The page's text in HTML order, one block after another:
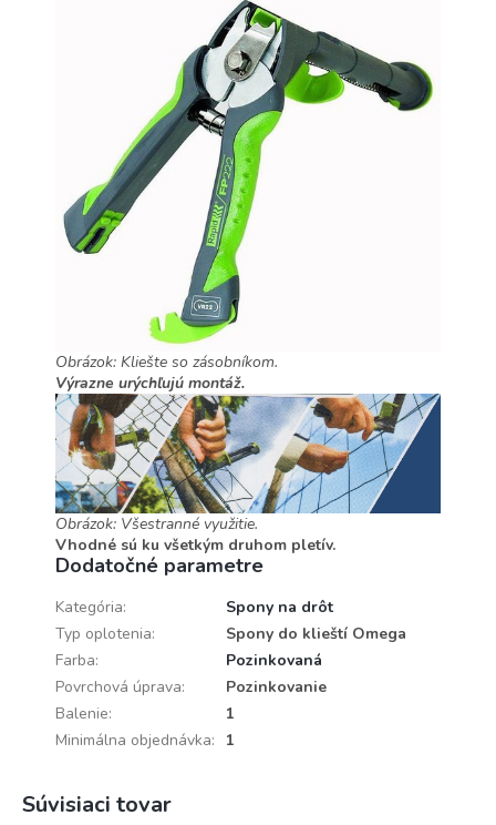
Obrázok: Kliešte so zásobníkom.
Výrazne urýchľujú montáž.
Obrázok: Všestranné využitie.
Vhodné sú ku všetkým druhom pletív.
Dodatočné parametre
Kategória:
Spony na drôt
Typ oplotenia:
Spony do klieští Omega
Farba:
Pozinkovaná
Povrchová úprava:
Pozinkovanie
Balenie:
1
Minimálna objednávka: 1
Súvisiaci tovar